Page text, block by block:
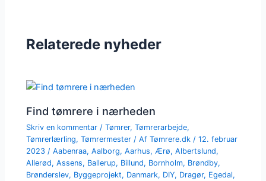
Relaterede nyheder
Find tømrere i nærheden
Skriv en kommentar /Tømrer,Tømrerarbejde,
Tømrerlærling,Tømrermester / AfTømrere.dk /12. februar
2023 /Aabenraa,Aalborg,Aarhus, Ærø,Albertslund,
Allerød,Assens, Ballerup, Billund, Bornholm, Brøndby,
Brønderslev, Byggeprojekt, Danmark, DIY, Dragør, Egedal,